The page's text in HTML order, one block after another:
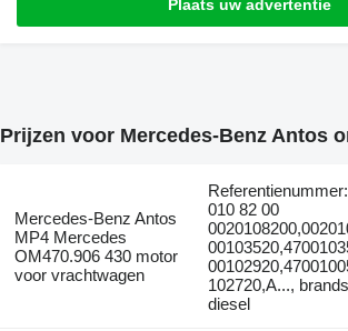
Plaats uw advertentie
Prijzen voor Mercedes-Benz Antos
Mercedes-Benz Antos
MP4 Mercedes
OM470.906 430 motor
voor vrachtwagen
010 82 00
102720,A...,
diesel